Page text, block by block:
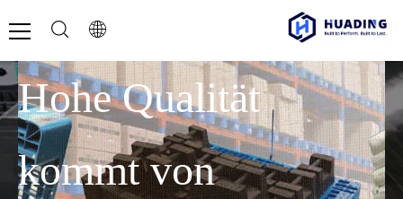
Hohe Qualität
kommt von